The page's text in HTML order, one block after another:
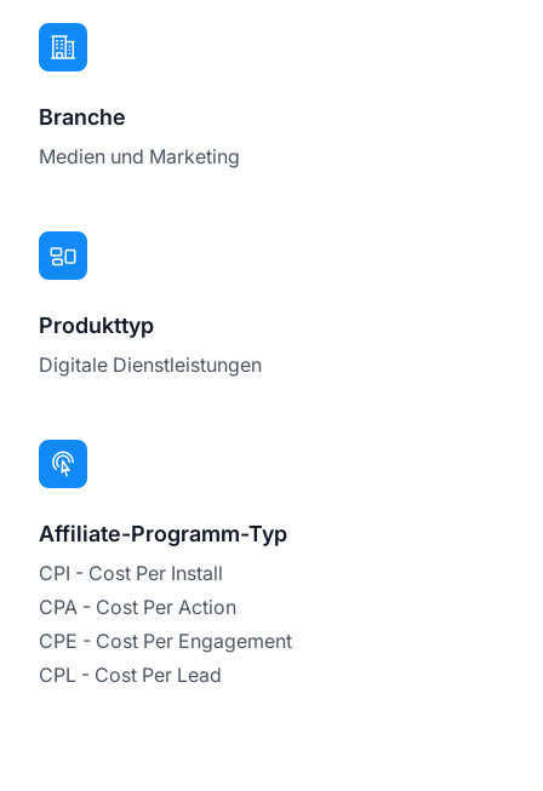
Branche
Medien und Marketing
Produkttyp
Digitale Dienstleistungen
Affiliate-Programm-Typ
CPI - Cost Per Install
CPA - Cost Per Action
CPE - Cost Per Engagement
CPL - Cost Per Lead